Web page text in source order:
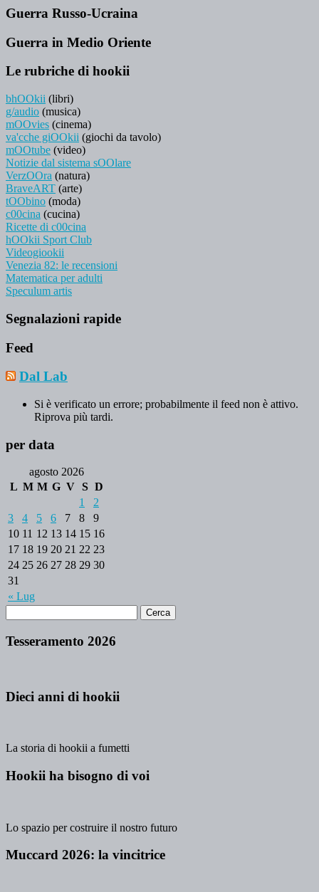
Guerra Russo-Ucraina
Guerra in Medio Oriente
Le rubriche di hookii
bhOOkii (libri)
g/audio (musica)
mOOvies (cinema)
va'cche giOOkii (giochi da tavolo)
mOOtube (video)
Notizie dal sistema sOOlare
VerzOOra (natura)
BraveART (arte)
tOObino (moda)
c00cina (cucina)
Ricette di c00cina
hOOkii Sport Club
Videogiookii
Venezia 82: le recensioni
Matematica per adulti
Speculum artis
Segnalazioni rapide
Feed
Dal Lab
Si è verificato un errore; probabilmente il feed non è attivo.
Riprova più tardi.
per data
agosto 2026
L M M G V S D
« Lug
1
2
3
4 5 6 7 8
9
10 11 12 13 14 15 16
17 18 19 20 21 22 23
24 25 26 27 28 29 30
31
Tesseramento 2026
Dieci anni di hookii
La storia di hookii a fumetti
Hookii ha bisogno di voi
Lo spazio per costruire il nostro futuro
Muccard 2026: la vincitrice